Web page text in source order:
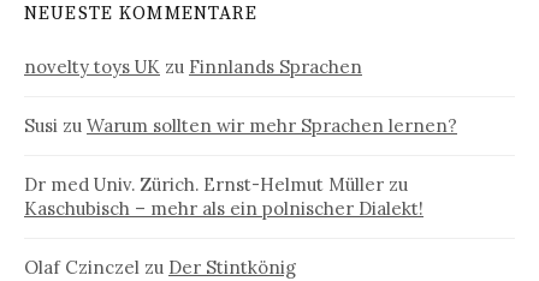
NEUESTE KOMMENTARE
novelty toys UK zu Finnlands Sprachen
Susi zu Warum sollten wir mehr Sprachen lernen?
Dr med Univ. Zürich. Ernst-Helmut Müller zu
Kaschubisch – mehr als ein polnischer Dialekt!
Olaf Czinczel zu Der Stintkönig